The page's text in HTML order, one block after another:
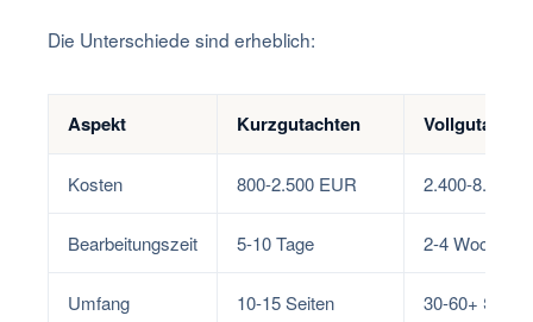
Die Unterschiede sind erheblich:
Aspekt Kurzgutachten
Kosten 800-2.500 EUR 2.400-8.000
Bearbeitungszeit 5-10 Tage 2-4 Wochen
Umfang 10-15 Seiten 30-60+ Seiten